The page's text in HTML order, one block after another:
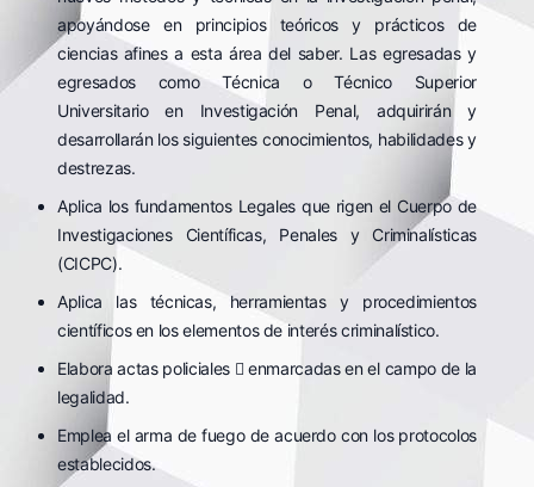
apoyándose en principios teóricos y prácticos de
ciencias afines a esta área del saber. Las egresadas y
egresados como Técnica o Técnico Superior
Universitario en Investigación Penal, adquirirán y
desarrollarán los siguientes conocimientos, habilidades y
destrezas.
Aplica los fundamentos Legales que rigen el Cuerpo de
Investigaciones Científicas, Penales y Criminalísticas
(CICPC).
Aplica las técnicas, herramientas y procedimientos
científicos en los elementos de interés criminalístico.
Elabora actas policiales  enmarcadas en el campo de la
legalidad.
Emplea el arma de fuego de acuerdo con los protocolos
establecidos.